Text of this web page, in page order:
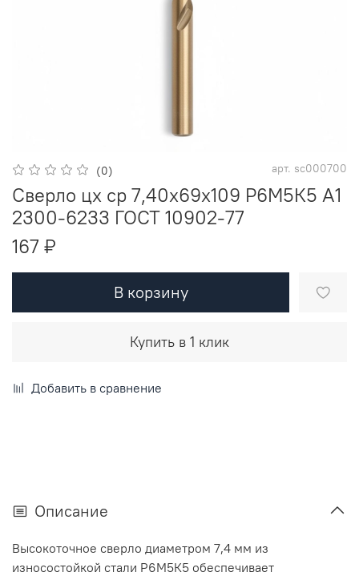
(0) арт. sc000700
Сверло цх ср 7,40х69х109 Р6М5К5 A1
2300-6233 ГОСТ 10902-77
167 ₽
В корзину
Купить в 1 клик
Добавить в сравнение
Описание
Высокоточное сверло диаметром 7,4 мм из
износостойкой стали Р6М5К5 обеспечивает